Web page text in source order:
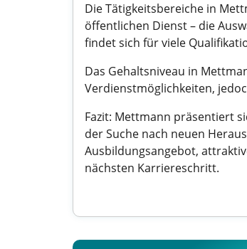
Die Tätigkeitsbereiche in
öffentlichen Dienst – die
findet sich für viele
Das Gehaltsniveau in
Verdienstmöglichkeiten,
Fazit: Mettmann präsentiert
der Suche nach neuen
Ausbildungsangebot,
nächsten Karriereschritt.